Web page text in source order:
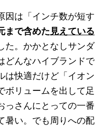
因は「インチ数が短す
まで含めた見えている
た。かかとなしサンダ
どんなハイブランドで
は快適だけど「イオン
ボリュームを出して足
っさんにとっての一番
暑い。でも周りへの配